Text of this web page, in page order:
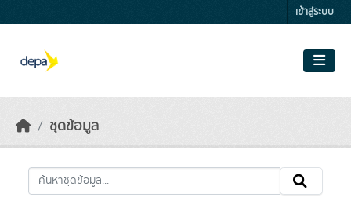
เข้าสู่ระบบ
ชุดข้อมูล